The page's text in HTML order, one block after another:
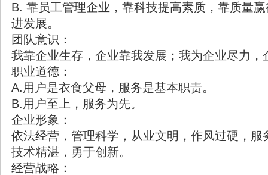
B. 靠员工管理企业，靠科技提高素质，靠质量
进发展。
团队意识：
我靠企业生存，企业靠我发展；我为企业尽力，
职业道德：
A.用户是衣食父母，服务是基本职责。
B.用户至上，服务为先。
企业形象：
依法经营，管理科学，从业文明，作风过硬，服
技术精湛，勇于创新。
经营战略：